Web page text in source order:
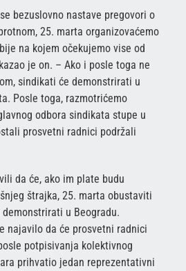
bezuslovno nastave pregovori o
25. marta organizovaćemo
na kojem očekujemo vise od
je on. – Ako i posle toga ne
sindikati će demonstrirati u
Posle toga, razmotrićemo
odbora sindikata stupe u
prosvetni radnici podržali
da će, ako im plate budu
štrajka, 25. marta obustaviti
u Beogradu.
najavilo da će prosvetni radnici
potpisivanja kolektivnog
prihvatio jedan reprezentativni